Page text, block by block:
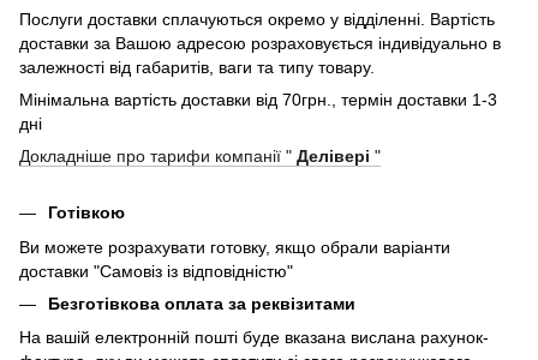
Послуги доставки сплачуються окремо у відділенні. Вартість
доставки за Вашою адресою розраховується індивідуально в
залежності від габаритів, ваги та типу товару.
Мінімальна вартість доставки від 70грн., термін доставки 1-3
дні
Докладніше про тарифи компанії " Делівері "
Готівкою
Ви можете розрахувати готовку, якщо обрали варіанти
доставки "Самовіз із відповідністю"
Безготівкова оплата за реквізитами
На вашій електронній пошті буде вказана вислана рахунок-